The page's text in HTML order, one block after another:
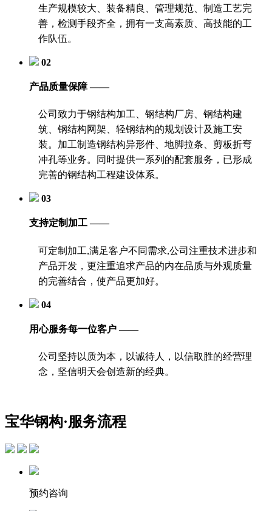
生产规模较大、装备精良、管理规范、制造工艺完
善，检测手段齐全，拥有一支高素质、高技能的工
作队伍。
02
产品质量保障 ——
公司致力于钢结构加工、钢结构厂房、钢结构建
筑、钢结构网架、轻钢结构的规划设计及施工安
装。加工制造钢结构异形件、地脚拉条、剪板折弯
冲孔等业务。同时提供一系列的配套服务，已形成
完善的钢结构工程建设体系。
03
支持定制加工 ——
可定制加工,满足客户不同需求,公司注重技术进步和
产品开发，更注重追求产品的内在品质与外观质量
的完善结合，使产品更加好。
04
用心服务每一位客户 ——
公司坚持以质为本，以诚待人，以信取胜的经营理
念，坚信明天会创造新的经典。
宝华钢构·服务流程
预约咨询